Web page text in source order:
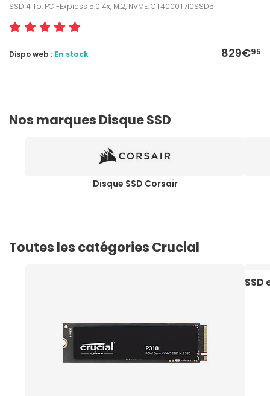
SSD 4 To, PCI-Express 5.0 4x, M.2, NVME, CT4000T710SSD5
829€95
Dispo web : En stock
Nos marques Disque SSD
Disque SSD Corsair
Toutes les catégories Crucial